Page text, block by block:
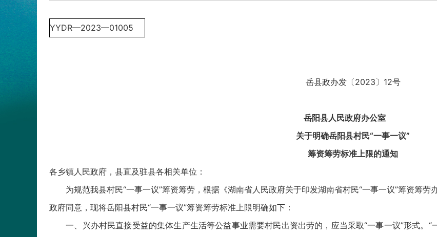
YYDR—2023—01005
岳县政办发〔2023〕12号
岳阳县人民政府办公室
关于明确岳阳县村民“一事一议”
筹资筹劳标准上限的通知
各乡镇人民政府，县直及驻县各相关单位：
为规范我县村民“一事一议”筹资筹劳，根据《湖南省人民政府关于印发湖南省村民“一事一议”筹资筹
政府同意，现将岳阳县村民“一事一议”筹资筹劳标准上限明确如下：
一、兴办村民直接受益的集体生产生活等公益事业需要村民出资出劳的，应当采取“一事一议”形式。“